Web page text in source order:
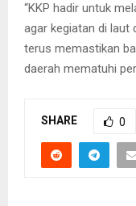
“KKP hadir untuk
agar kegiatan di laut
terus memastikan
daerah mematuhi
SHARE 0